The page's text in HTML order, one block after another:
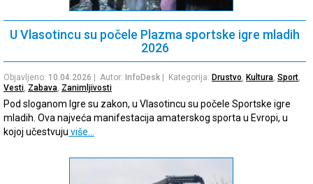
U Vlasotincu su počele Plazma sportske igre mladih
2026
Objavljeno: 10.04.2026 | Autor: InfoDesk | Kategorija: Drustvo, Kultura, Sport,
Vesti, Zabava, Zanimljivosti
Pod sloganom Igre su zakon, u Vlasotincu su počele Sportske igre
mladih. Ova najveća manifestacija amaterskog sporta u Evropi, u
kojoj učestvuju više…